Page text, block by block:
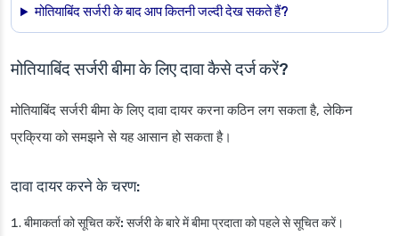
मोतियाबिंद सर्जरी के बाद आप कितनी जल्दी देख सकते हैं?
मोतियाबिंद सर्जरी बीमा के लिए दावा कैसे दर्ज करें?
मोतियाबिंद सर्जरी बीमा के लिए दावा दायर करना कठिन लग सकता है, लेकिन
प्रक्रिया को समझने से यह आसान हो सकता है।
दावा दायर करने के चरण:
बीमाकर्ता को सूचित करें: सर्जरी के बारे में बीमा प्रदाता को पहले से सूचित करें।